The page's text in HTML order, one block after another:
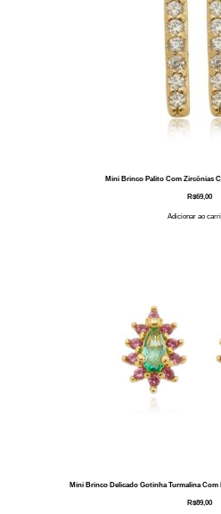
Mini Brinco Palito Com Zircônias
R$69,00
Adicionar ao
Mini Brinco Delicado Gotinha Turmalina
R$89,00